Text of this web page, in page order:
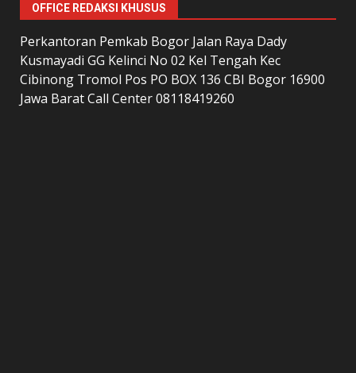
OFFICE REDAKSI KHUSUS
Perkantoran Pemkab Bogor Jalan Raya Dady
Kusmayadi GG Kelinci No 02 Kel Tengah Kec
Cibinong Tromol Pos PO BOX 136 CBI Bogor 16900
Jawa Barat Call Center 08118419260